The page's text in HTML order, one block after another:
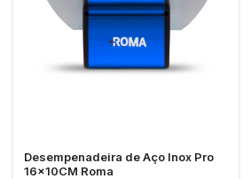
Desempenadeira de Aço Inox Pro
16x10CM Roma